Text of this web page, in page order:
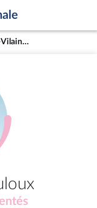
M. Mickaël Bouloux - Ille-et-Vilaine (8e circonscription)